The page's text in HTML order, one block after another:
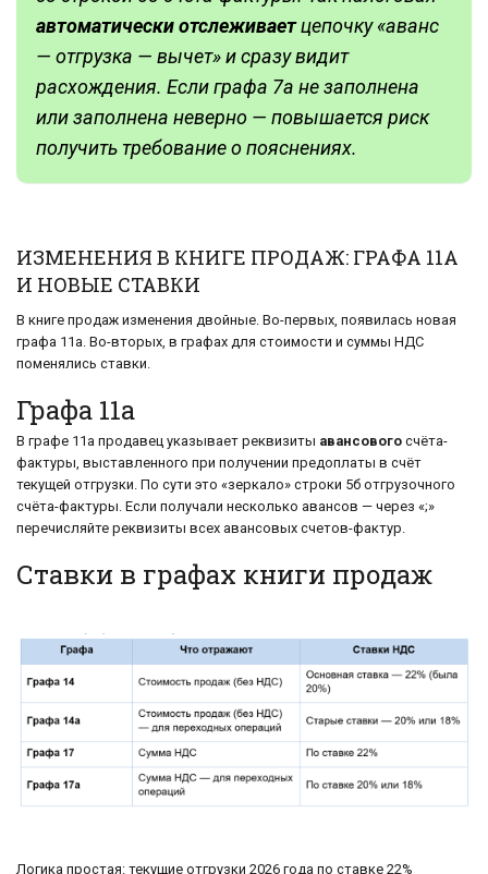
автоматически отслеживаетцепочку «аванс
— отгрузка — вычет» и сразу видит
расхождения. Если графа 7а не заполнена
или заполнена неверно — повышается риск
получить требование о пояснениях.
ИЗМЕНЕНИЯ В КНИГЕ ПРОДАЖ: ГРАФА 11А
И НОВЫЕ СТАВКИ
В книге продаж изменения двойные. Во-первых, появилась новая
графа 11а. Во-вторых, в графах для стоимости и суммы НДС
поменялись ставки.
Графа 11а
В графе 11а продавец указывает реквизиты авансового счёта-
фактуры, выставленного при получении предоплаты в счёт
текущей отгрузки. По сути это «зеркало» строки 5б отгрузочного
счёта-фактуры. Если получали несколько авансов — через «;»
перечисляйте реквизиты всех авансовых счетов-фактур.
Ставки в графах книги продаж
Логика простая: текущие отгрузки 2026 года по ставке 22%